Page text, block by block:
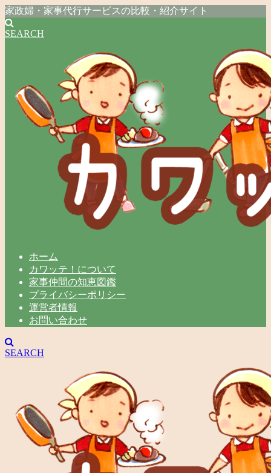
家政婦・家事代行サービスの比較・紹介サイト
SEARCH
ホーム
カワッテ！について
家事仲間の知恵図鑑
プライバシーポリシー
運営者情報
お問い合わせ
SEARCH